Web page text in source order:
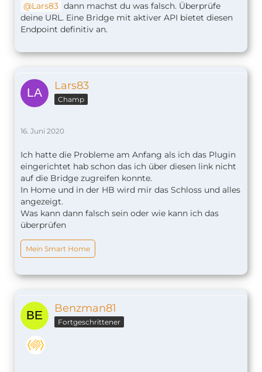
Lars83 dann machst du was falsch. Überprüfe
deine URL. Eine Bridge mit aktiver API bietet diesen
Endpoint definitiv an.
Lars83
Champ
16. Juni 2020
Ich hatte die Probleme am Anfang als ich das Plugin
eingerichtet hab schon das ich über diesen link nicht
auf die Bridge zugreifen konnte.
In Home und in der HB wird mir das Schloss und alles
angezeigt.
Was kann dann falsch sein oder wie kann ich das
überprüfen
Mein Smart Home
Benzman81
Fortgeschrittener